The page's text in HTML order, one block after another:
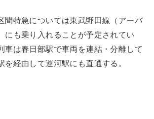
間特急については東武野田線（アーバ
にも乗り入れることが予定されてい
車は春日部駅で車両を連結・分離して
を経由して運河駅にも直通する。